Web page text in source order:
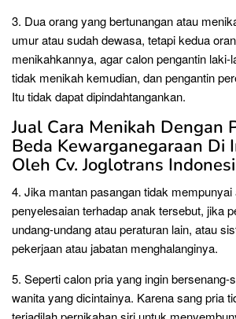
3. Dua orang yang bertunangan atau
umur atau sudah dewasa, tetapi kedua
menikahkannya, agar calon pengantin laki-
tidak menikah kemudian, dan pengantin
Itu tidak dapat dipindahtangankan.
Jual Cara Menikah Dengan
Beda Kewarganegaraan Di
Oleh Cv. Joglotrans
4. Jika mantan pasangan tidak mempunyai
penyelesaian terhadap anak tersebut, jika
undang-undang atau peraturan lain, atau
pekerjaan atau jabatan menghalanginya.
5. Seperti calon pria yang ingin bersenang-
wanita yang dicintainya. Karena sang pria